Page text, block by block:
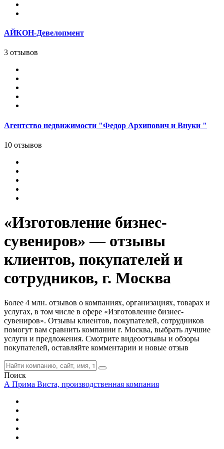
АЙКОН-Девелопмент
3 отзывов
Агентство недвижимости "Федор Архипович и Внуки "
10 отзывов
«Изготовление бизнес-
сувениров» — отзывы
клиентов, покупателей и
сотрудников, г. Москва
Более 4 млн. отзывов о компаниях, организациях, товарах и
услугах, в том числе в сфере «Изготовление бизнес-
сувениров». Отзывы клиентов, покупателей, сотрудников
помогут вам сравнить компании г. Москва, выбрать лучшие
услуги и предложения. Смотрите видеоотзывы и обзоры
покупателей, оставляйте комментарии и новые отзыв
Поиск
А Прима Виста, производственная компания